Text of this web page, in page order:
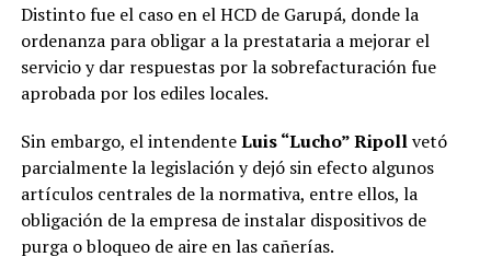
Distinto fue el caso en el HCD de Garupá, donde la
ordenanza para obligar a la prestataria a mejorar el
servicio y dar respuestas por la sobrefacturación fue
aprobada por los ediles locales.
Sin embargo, el intendenteLuis “Lucho” Ripollvetó
parcialmente la legislación y dejó sin efecto algunos
artículos centrales de la normativa, entre ellos, la
obligación de la empresa de instalar dispositivos de
purga o bloqueo de aire en las cañerías.